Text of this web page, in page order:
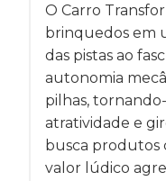
O Carro
brinquedos em
das pistas ao
autonomia
pilhas,
atratividade e
busca produtos
valor lúdico